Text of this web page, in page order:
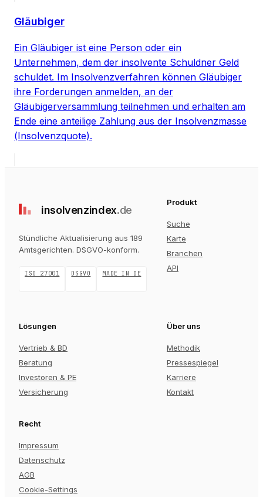
Gläubiger
Ein Gläubiger ist eine Person oder ein
Unternehmen, dem der insolvente Schuldner Geld
schuldet. Im Insolvenzverfahren können Gläubiger
ihre Forderungen anmelden, an der
Gläubigerversammlung teilnehmen und erhalten am
Ende eine anteilige Zahlung aus der Insolvenzmasse
(Insolvenzquote).
insolvenzindex.de
Stündliche Aktualisierung aus 189
Amtsgerichten. DSGVO-konform.
ISO 27001 DSGVO MADE IN DE
Produkt
Suche
Karte
Branchen
API
Lösungen
Vertrieb & BD
Beratung
Investoren & PE
Versicherung
Über uns
Methodik
Pressespiegel
Karriere
Kontakt
Recht
Impressum
Datenschutz
AGB
Cookie-Settings